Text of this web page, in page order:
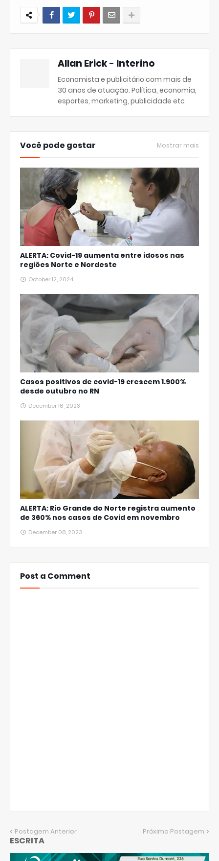
Allan Erick - Interino
Economista e publicitário com mais de
30 anos de atuação. Política, economia,
esportes, marketing, publicidade etc
Você pode gostar Mostrar mais
ALERTA: Covid-19 aumenta entre idosos nas
regiões Norte e Nordeste
October 12, 2024
Casos positivos de covid-19 crescem 1.900%
desde outubro no RN
December 16, 2023
ALERTA: Rio Grande do Norte registra aumento
de 360% nos casos de Covid em novembro
December 08, 2023
Post a Comment
Postagem Anterior Próxima Postagem
ESCRITA